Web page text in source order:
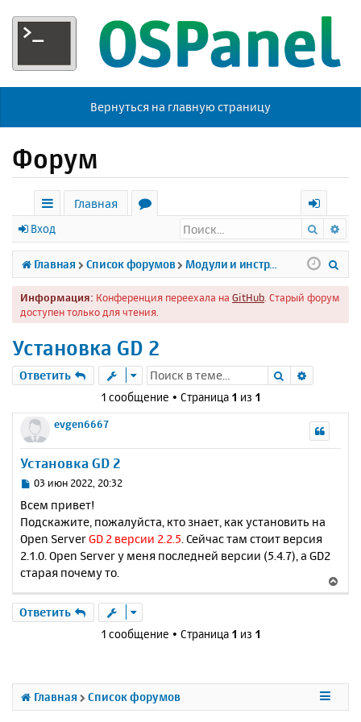
Вернуться на главную страницу
Форум
с
ы
л
к
Главная
р
у
м
х
о
д
Вход Поиск
Главная Список форумов Модули и инструменты
Информация: Конференция переехала на GitHub . Старый форум
доступен только для чтения.
Установка GD 2
Ответить Поиск
1 сообщение • Страница 1 из 1
evgen6667
Установка GD 2
С
о
б
щ
е
н
е
03 июн 2022, 20:32
Всем привет!
Подскажите, пожалуйста, кто знает, как установить на
Open ServerGD 2 версии 2.2.5. Сейчас там стоит версия
2.1.0. Open Server у меня последней версии (5.4.7), а GD2
старая почему то.
е
с
Ответить
1 сообщение • Страница 1 из 1
Главная Список форумов